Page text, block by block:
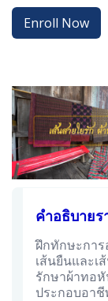
Enroll Now
คำอธิบายร
ฝึกทักษะกา
เส้นยืนและเ
รักษาผ้าทอ
ประกอบอาชี